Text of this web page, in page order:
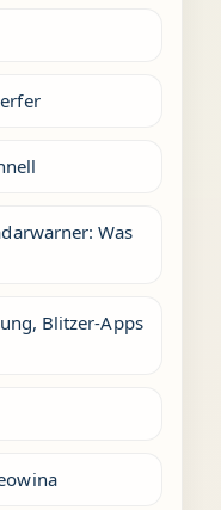
Was
Blitzer-Apps